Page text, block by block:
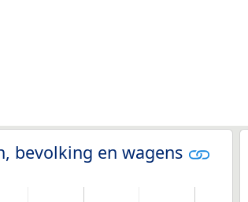
bevolking en wagens